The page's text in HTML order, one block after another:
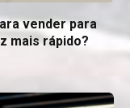
vender para
mais rápido?